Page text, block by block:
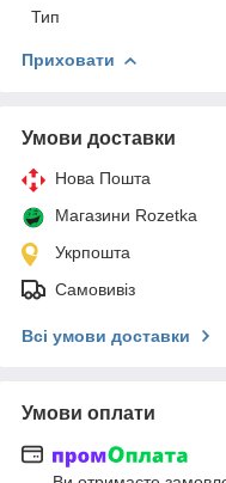
Тип
Приховати
Умови доставки
Нова Пошта
Магазини Rozetka
Укрпошта
Самовивіз
Всі умови доставки
Умови оплати